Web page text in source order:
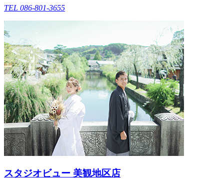
TEL 086-801-3655
スタジオビュー 美観地区店